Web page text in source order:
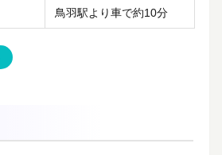
鳥羽駅より車で約10分